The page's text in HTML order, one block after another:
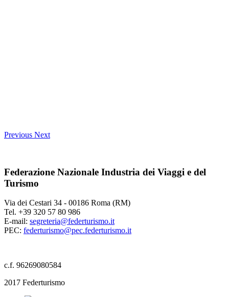
Previous Next
Federazione Nazionale Industria dei Viaggi e del
Turismo
Via dei Cestari 34 - 00186 Roma (RM)
Tel. +39 320 57 80 986
E-mail: segreteria@federturismo.it
PEC: federturismo@pec.federturismo.it
c.f. 96269080584
2017 Federturismo